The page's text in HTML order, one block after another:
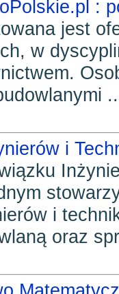
:
jest
w
i
i
oraz